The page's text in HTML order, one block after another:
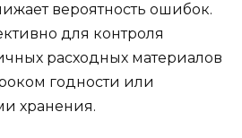
вероятность ошибок.
для контроля
расходных материалов
годности или
хранения.